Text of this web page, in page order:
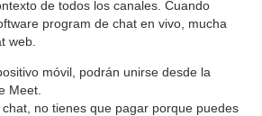
de todos los canales. Cuando
program de chat en vivo, mucha
web.
móvil, podrán unirse desde la
Meet.
no tienes que pagar porque puedes